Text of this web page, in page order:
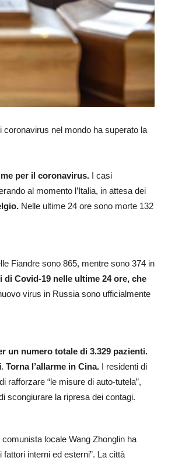
coronavirus nel mondo ha superato la
per il coronavirus. I casi
al momento l’Italia, in attesa dei
Nelle ultime 24 ore sono morte 132
Fiandre sono 865, mentre sono 374 in
Covid-19 nelle ultime 24 ore, che
virus in Russia sono ufficialmente
un numero totale di 3.329 pazienti.
Torna l’allarme in Cina. I residenti di
rafforzare “le misure di auto-tutela”,
scongiurare la ripresa dei contagi.
locale Wang Zhonglin ha
interni ed esterni”. La città